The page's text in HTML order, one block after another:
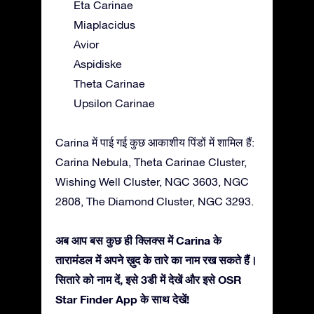
Eta Carinae
Miaplacidus
Avior
Aspidiske
Theta Carinae
Upsilon Carinae
Carina में पाई गई कुछ आकाशीय पिंडों में शामिल हैं:
Carina Nebula, Theta Carinae Cluster,
Wishing Well Cluster, NGC 3603, NGC
2808, The Diamond Cluster, NGC 3293.
अब आप बस कुछ ही क्लिक्स में Carina के
तारामंडल में अपने ख़ुद के तारे का नाम रख सकते हैं।
सितारे को नाम दें, इसे 3डी में देखें और इसे OSR
Star Finder App के साथ देखें!